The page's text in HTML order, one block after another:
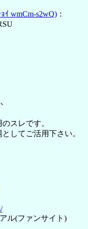
ｲ wmCm-s2wQ) ：
スレです。
してご活用下さい。
ル(ファンサイト)